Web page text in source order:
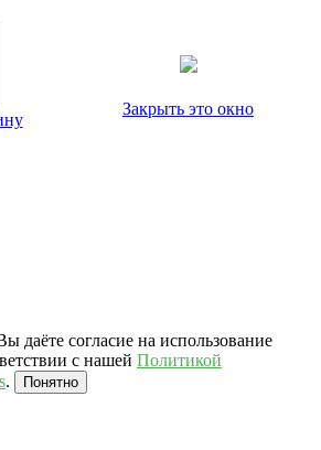
Закрыть это окно
даёте согласие на использование
с нашей Политикой
. Понятно